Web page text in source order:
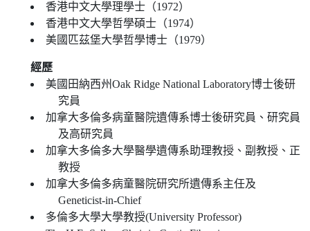
香港中文大學理學士（1972）
香港中文大學哲學碩士（1974）
美國匹茲堡大學哲學博士（1979）
經歷
美國田納西州Oak Ridge National Laboratory博士後研
究員
加拿大多倫多病童醫院遺傳系博士後研究員、研究員
及高研究員
加拿大多倫多大學醫學遺傳系助理教授、副教授、正
教授
加拿大多倫多病童醫院研究所遺傳系主任及
Geneticist-in-Chief
多倫多大學大學教授(University Professor)